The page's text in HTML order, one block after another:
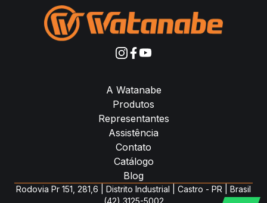
A Watanabe
Produtos
Representantes
Assistência
Contato
Catálogo
Blog
Rodovia Pr 151, 281,6 | Distrito Industrial | Castro - PR | Brasil
(42) 3125-5002